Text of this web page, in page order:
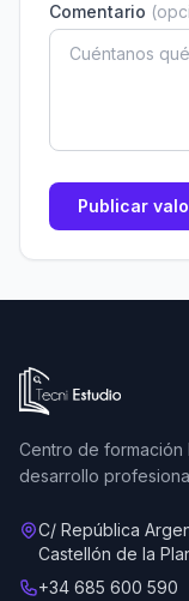
Comentario
Publicar
Ir a la página de
Centro de
desarrollo
C/ República
Castellón de la
+34 685 600 590